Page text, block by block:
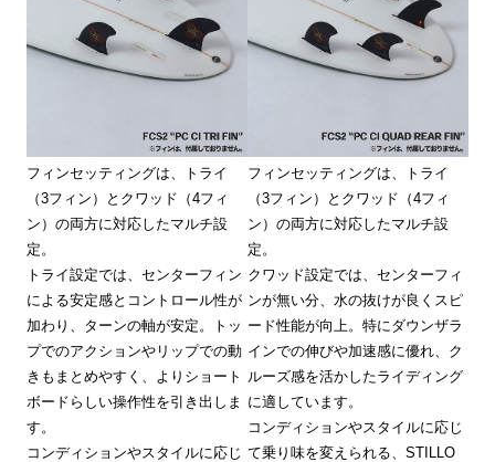
フィンセッティングは、トライ
（3フィン）とクワッド（4フィ
ン）の両方に対応したマルチ設
定。
トライ設定では、センターフィン
による安定感とコントロール性が
加わり、ターンの軸が安定。トッ
プでのアクションやリップでの動
きもまとめやすく、よりショート
ボードらしい操作性を引き出しま
す。
コンディションやスタイルに応じ
フィンセッティングは、トライ
（3フィン）とクワッド（4フィ
ン）の両方に対応したマルチ設
定。
クワッド設定では、センターフィ
ンが無い分、水の抜けが良くスピ
ード性能が向上。特にダウンザラ
インでの伸びや加速感に優れ、ク
ルーズ感を活かしたライディング
に適しています。
コンディションやスタイルに応じ
て乗り味を変えられる、STILLO